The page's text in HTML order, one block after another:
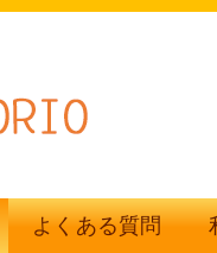
よくある質問